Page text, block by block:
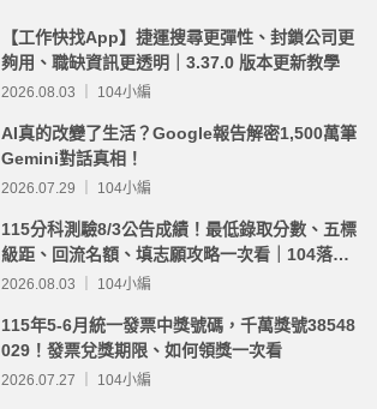
【工作快找App】捷運搜尋更彈性、封鎖公司更
夠用、職缺資訊更透明｜3.37.0 版本更新教學
2026.08.03 ｜ 104小編
AI真的改變了生活？Google報告解密1,500萬筆
Gemini對話真相！
2026.07.29 ｜ 104小編
115分科測驗8/3公告成績！最低錄取分數、五標
級距、回流名額、填志願攻略一次看｜104落點
分析
2026.08.03 ｜ 104小編
115年5-6月統一發票中獎號碼，千萬獎號38548
029！發票兌獎期限、如何領獎一次看
2026.07.27 ｜ 104小編